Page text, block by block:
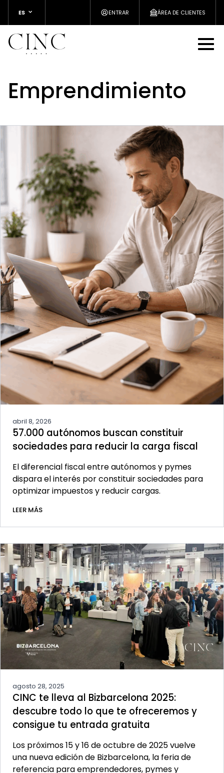
ES ENTRAR ÁREA DE CLIENTES
Emprendimiento
abril 8, 2026
57.000 autónomos buscan constituir
sociedades para reducir la carga fiscal
El diferencial fiscal entre autónomos y pymes
dispara el interés por constituir sociedades para
optimizar impuestos y reducir cargas.
LEER MÁS
agosto 28, 2025
CINC te lleva al Bizbarcelona 2025:
descubre todo lo que te ofreceremos y
consigue tu entrada gratuita
Los próximos 15 y 16 de octubre de 2025 vuelve
una nueva edición de Bizbarcelona, la feria de
referencia para emprendedores, pymes y